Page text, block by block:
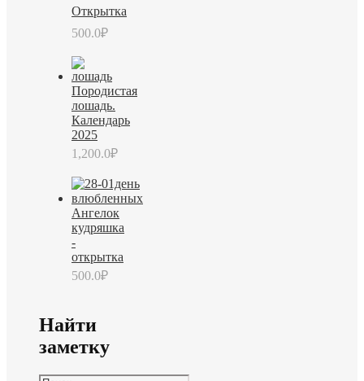
Открытка
500.0₽
Породистая
лошадь.
Календарь
2025
1,200.0₽
Ангелок
кудряшка
-
открытка
500.0₽
Найти
заметку